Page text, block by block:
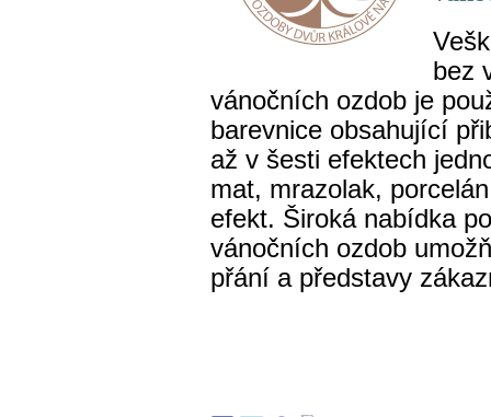
bez
vánočních ozdob je
barevnice obsahující
až v šesti efektech
mat, mrazolak,
efekt. Široká nabídka
vánočních ozdob
přání a představy